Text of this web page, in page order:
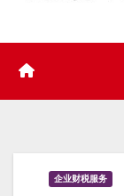
企业财税服务